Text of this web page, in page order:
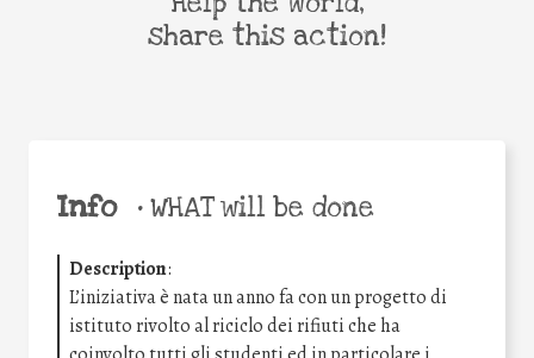
Info •WHAT will be done
Description:
L’iniziativa è nata un anno fa con un progetto di
istituto rivolto al riciclo dei rifiuti che ha
share this action!